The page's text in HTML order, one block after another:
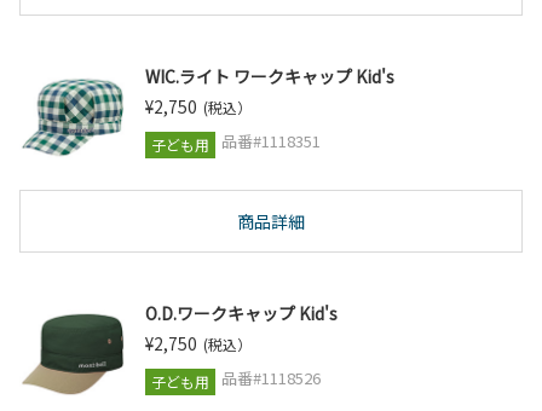
WIC.ライト ワークキャップ Kid's
¥2,750 (税込）
子ども用
品番#1118351
商品詳細
O.D.ワークキャップ Kid's
¥2,750 (税込）
子ども用
品番#1118526